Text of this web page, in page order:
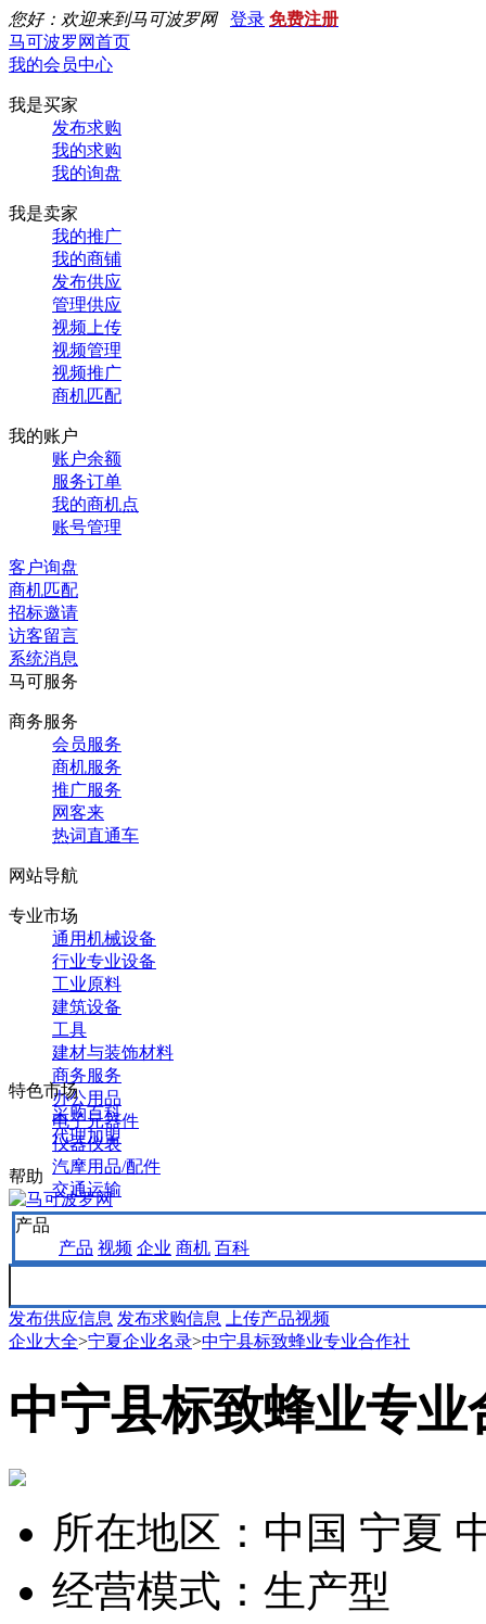
您好：欢迎来到马可波罗网 登录 免费注册
马可波罗网首页
我的会员中心
我是买家
发布求购
我的求购
我的询盘
我是卖家
我的推广
我的商铺
发布供应
管理供应
视频上传
视频管理
视频推广
商机匹配
我的账户
账户余额
服务订单
我的商机点
账号管理
客户询盘
商机匹配
招标邀请
访客留言
系统消息
马可服务
商务服务
会员服务
商机服务
推广服务
网客来
热词直通车
网站导航
专业市场
通用机械设备
行业专业设备
工业原料
建筑设备
工具
建材与装饰材料
商务服务
办公用品
电子元器件
仪器仪表
汽摩用品/配件
交通运输
特色市场
采购百科
代理加盟
帮助
产品
产品 视频 企业 商机 百科
发布供应信息 发布求购信息
上传产品视频
企业大全>宁夏企业名录>中宁县标致蜂业专业合作社
中宁县标致蜂业专业
所在地区：中国 宁夏
经营模式：生产型